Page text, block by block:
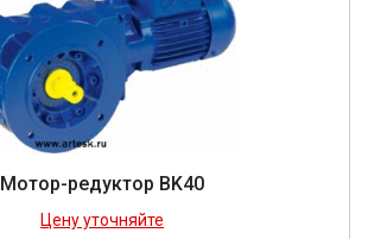
Мотор-редуктор BK40
Цену уточняйте